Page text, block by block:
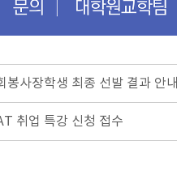
사장학생 최종 선발 결과 안내
취업 특강 신청 접수